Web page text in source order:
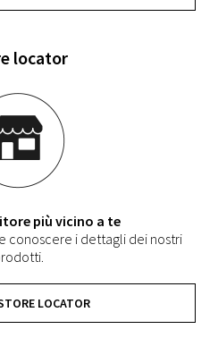
locator
più vicino a te
conoscere i dettagli dei nostri
LOCATOR